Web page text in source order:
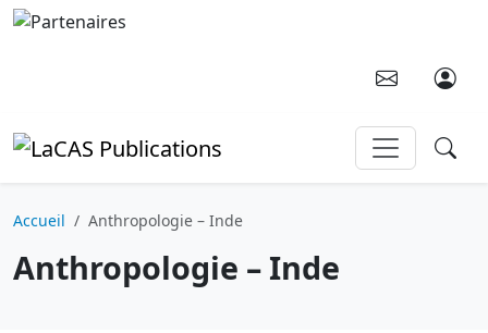
Aller au contenu principal
Accueil Anthropologie – Inde
Anthropologie – Inde